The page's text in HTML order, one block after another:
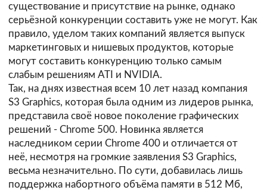
существование и присутствие на рынке, однако
серьёзной конкуренции составить уже не могут. Как
правило, уделом таких компаний является выпуск
маркетинговых и нишевых продуктов, которые
могут составить конкуренцию только самым
слабым решениям ATI и NVIDIA.
Так, на днях известная всем 10 лет назад компания
S3 Graphics, которая была одним из лидеров рынка,
представила своё новое поколение графических
решений - Chrome 500. Новинка является
наследником серии Chrome 400 и отличается от
неё, несмотря на громкие заявления S3 Graphics,
весьма незначительно. По сути, добавилась лишь
поддержка набортного объёма памяти в 512 Мб,